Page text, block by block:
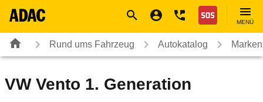
Nothilfe
MENÜ
Rund ums Fahrzeug Autokatalog
VW Vento 1. Generation